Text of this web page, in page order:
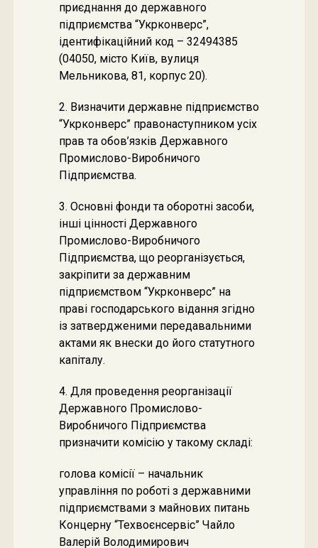
приєднання до державного
підприємства “Укрконверс”,
ідентифікаційний код – 32494385
(04050, місто Київ, вулиця
Мельникова, 81, корпус 20).
2. Визначити державне підприємство
“Укрконверс” правонаступником усіх
прав та обов’язків Державного
Промислово-Виробничого
Підприємства.
3. Основні фонди та оборотні засоби,
інші цінності Державного
Промислово-Виробничого
Підприємства, що реорганізується,
закріпити за державним
підприємством “Укрконверс” на
праві господарського відання згідно
із затвердженими передавальними
актами як внески до його статутного
капіталу.
4. Для проведення реорганізації
Державного Промислово-
Виробничого Підприємства
призначити комісію у такому складі:
голова комісії – начальник
управління по роботі з державними
підприємствами з майнових питань
Концерну “Техвоєнсервіс” Чайло
Валерій Володимирович